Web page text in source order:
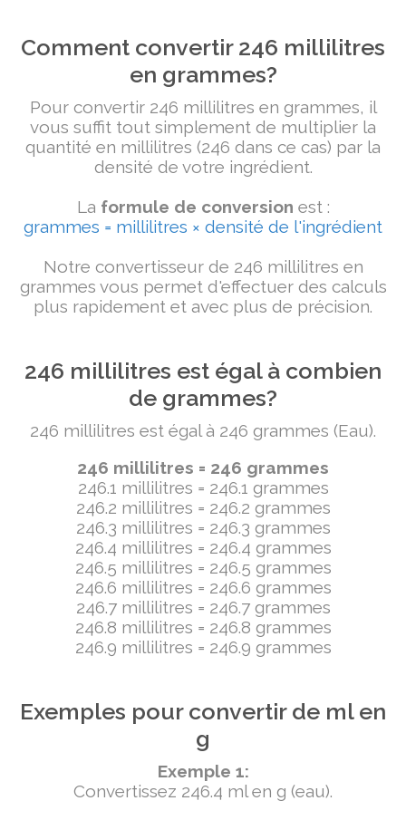
Comment convertir 246 millilitres
en grammes?
Pour convertir 246 millilitres en grammes, il
vous suffit tout simplement de multiplier la
quantité en millilitres (246 dans ce cas) par la
densité de votre ingrédient.
La formule de conversion est :
grammes = millilitres × densité de l'ingrédient
Notre convertisseur de 246 millilitres en
grammes vous permet d'effectuer des calculs
plus rapidement et avec plus de précision.
246 millilitres est égal à combien
de grammes?
246 millilitres est égal à 246 grammes (Eau).
246 millilitres = 246 grammes
246.1 millilitres = 246.1 grammes
246.2 millilitres = 246.2 grammes
246.3 millilitres = 246.3 grammes
246.4 millilitres = 246.4 grammes
246.5 millilitres = 246.5 grammes
246.6 millilitres = 246.6 grammes
246.7 millilitres = 246.7 grammes
246.8 millilitres = 246.8 grammes
246.9 millilitres = 246.9 grammes
Exemples pour convertir de ml en
g
Exemple 1:
Convertissez 246.4 ml en g (eau).